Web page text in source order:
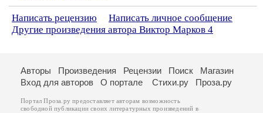
Написать рецензию
Написать личное сообщение
Другие произведения автора Виктор Марков 4
Авторы Произведения Рецензии Поиск
Магазин
Вход для авторов
О портале Стихи.ру Проза.ру
Портал Проза.ру предоставляет авторам возможность
свободной публикации своих литературных произведений в